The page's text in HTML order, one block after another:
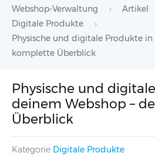
Webshop-Verwaltung
Artikel
Digitale Produkte
Physische und digitale Produkte
komplette Überblick
Physische und
deinem Webshop –
Überblick
Kategorie Digitale Produkte